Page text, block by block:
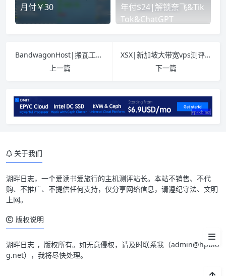
月付￥30
年付$24|解锁奈飞&Tik
Tok&ChatGPT
BandwagonHost|搬瓦工|全机房测试记录|个别机房解锁奈飞
上一篇
XSX|新加坡大带宽vps测评|CN2+CMI|600G流量起|年付$47.96|解锁奈飞
下一篇
买
测速
关于我们
湖畔日志，一个爱读书爱旅行的主机测评站长。本站不销售、不代
购、不推广、不提供任何支持，仅分享网络信息，请遵纪守法、文明
上网。
版权说明
湖畔日志 ，版权所有。如无意侵权，请及时联系我（admin@hpblo
g.net），我将尽快处理。